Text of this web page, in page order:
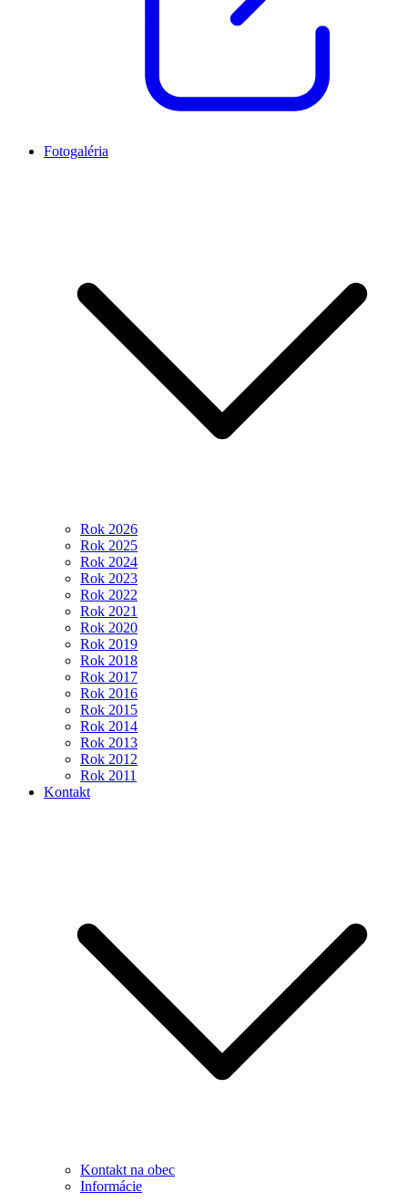
Fotogaléria
Rok 2026
Rok 2025
Rok 2024
Rok 2023
Rok 2022
Rok 2021
Rok 2020
Rok 2019
Rok 2018
Rok 2017
Rok 2016
Rok 2015
Rok 2014
Rok 2013
Rok 2012
Rok 2011
Kontakt
Kontakt na obec
Informácie